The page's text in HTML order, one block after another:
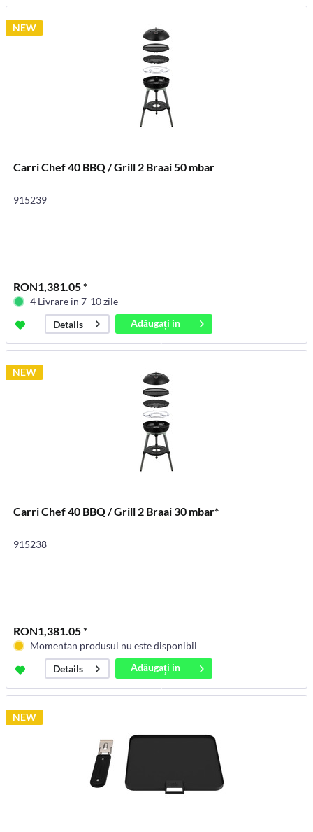
NEW
Carri Chef 40 BBQ / Grill 2 Braai 50 mbar
915239
RON1,381.05 *
4 Livrare in 7-10 zile
Details
Adăugați in
coș
NEW
Carri Chef 40 BBQ / Grill 2 Braai 30 mbar*
915238
RON1,381.05 *
Momentan produsul nu este disponibil
Details
Adăugați in
coș
NEW